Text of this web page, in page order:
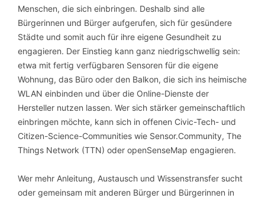
Menschen, die sich einbringen. Deshalb sind alle
Bürgerinnen und Bürger aufgerufen, sich für gesündere
Städte und somit auch für ihre eigene Gesundheit zu
engagieren. Der Einstieg kann ganz niedrigschwellig sein:
etwa mit fertig verfügbaren Sensoren für die eigene
Wohnung, das Büro oder den Balkon, die sich ins heimische
WLAN einbinden und über die Online-Dienste der
Hersteller nutzen lassen. Wer sich stärker gemeinschaftlich
einbringen möchte, kann sich in offenen Civic-Tech- und
Citizen-Science-Communities wie Sensor.Community, The
Things Network (TTN) oder openSenseMap engagieren.
Wer mehr Anleitung, Austausch und Wissenstransfer sucht
oder gemeinsam mit anderen Bürger und Bürgerinnen in